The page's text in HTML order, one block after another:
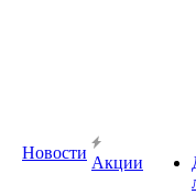
Новости
Акции